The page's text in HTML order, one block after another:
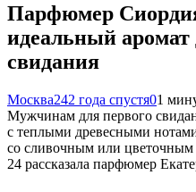
Парфюмер
идеальный аромат
свидания
Москва242 года спустя01
Мужчинам для первого
с теплыми древесными
со сливочным или
24 рассказала парфюмер